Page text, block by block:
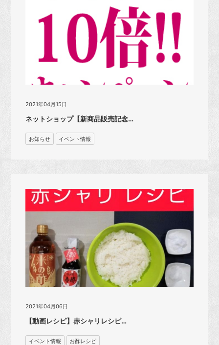
2021年04月15日
ネットショップ【新商品販売記念…
お知らせ イベント情報
2021年04月06日
【動画レシピ】赤シャリレシピ…
イベント情報 お酢レシピ